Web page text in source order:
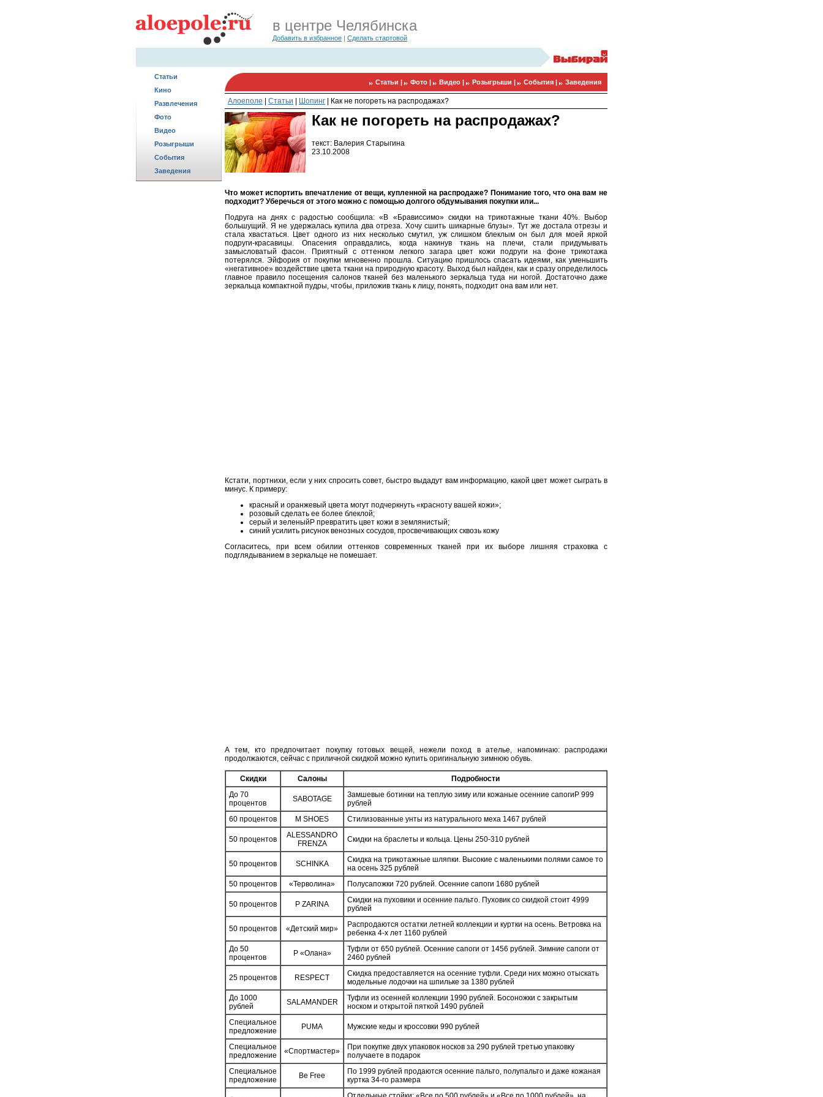
в центре Челябинска
Добавить в избранное | Сделать стартовой
Статьи
Кино
Развлечения
Фото
Видео
Розыгрыши
События
Заведения
Статьи | Фото | Видео | Розыгрыши | События | Заведения
Алоеполе Статьи Шопинг Как не погореть на распродажах?
Как не погореть на распродажах?
текст: Валерия Старыгина
23.10.2008
Что может испортить впечатление от вещи, купленной на распродаже? Понимание того, что она вам не
подходит? Уберечься от этого можно с помощью долгого обдумывания покупки или...
Подруга на днях с радостью сообщила: «В «Брависсимо» скидки на трикотажные ткани 40%. Выбор
большущий. Я не удержалась купила два отреза. Хочу сшить шикарные блузы». Тут же достала отрезы и
стала хвастаться. Цвет одного из них несколько смутил, уж слишком блеклым он был для моей яркой
подруги-красавицы. Опасения оправдались, когда накинув ткань на плечи, стали придумывать
замысловатый фасон. Приятный с оттенком легкого загара цвет кожи подруги на фоне трикотажа
потерялся. Эйфория от покупки мгновенно прошла. Ситуацию пришлось спасать идеями, как уменьшить
«негативное» воздействие цвета ткани на природную красоту. Выход был найден, как и сразу определилось
главное правило посещения салонов тканей без маленького зеркальца туда ни ногой. Достаточно даже
зеркальца компактной пудры, чтобы, приложив ткань к лицу, понять, подходит она вам или нет.
Кстати, портнихи, если у них спросить совет, быстро выдадут вам информацию, какой цвет может сыграть в
минус. К примеру:
красный и оранжевый цвета могут подчеркнуть «красноту вашей кожи»;
розовый сделать ее более блеклой;
серый и зеленыйP превратить цвет кожи в землянистый;
синий усилить рисунок венозных сосудов, просвечивающих сквозь кожу
Согласитесь, при всем обилии оттенков современных тканей при их выборе лишняя страховка с
подглядыванием в зеркальце не помешает.
А тем, кто предпочитает покупку готовых вещей, нежели поход в ателье, напоминаю: распродажи
продолжаются, сейчас с приличной скидкой можно купить оригинальную зимнюю обувь.
Скидки Салоны
Подробности
До 70
процентов
SABOTAGE
Замшевые ботинки на теплую зиму или кожаные осенние сапогиP 999
рублей
60 процентов
M SHOES Стилизованные унты из натурального меха 1467 рублей
50 процентов
ALESSANDRO
FRENZA
Скидки на браслеты и кольца. Цены 250-310 рублей
50 процентов SCHINKA
Скидка на трикотажные шляпки. Высокие с маленькими полями самое то
на осень 325 рублей
50 процентов
«Терволина» Полусапожки 720 рублей. Осенние сапоги 1680 рублей
50 процентов P ZARINA
Скидки на пуховики и осенние пальто. Пуховик со скидкой стоит 4999
рублей
50 процентов «Детский мир»
Распродаются остатки летней коллекции и куртки на осень. Ветровка на
ребенка 4-х лет 1160 рублей
До 50
процентов
P «Олана»
Туфли от 650 рублей. Осенние сапоги от 1456 рублей. Зимние сапоги от
2460 рублей
25 процентов RESPECT
Скидка предоставляется на осенние туфли. Среди них можно отыскать
модельные лодочки на шпильке за 1380 рублей
До 1000
рублей
SALAMANDER
Туфли из осенней коллекции 1990 рублей. Босоножки с закрытым
носком и открытой пяткой 1490 рублей
Специальное
предложение
PUMA Мужские кеды и кроссовки 990 рублей
Специальное
предложение
«Спортмастер»
При покупке двух упаковок носков за 290 рублей третью упаковку
получаете в подарок
Специальное
предложение
Be Free
По 1999 рублей продаются осенние пальто, полупальто и даже кожаная
куртка 34-го размера